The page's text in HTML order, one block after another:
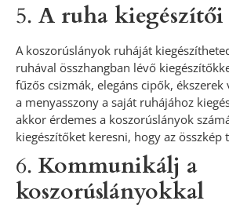
5. A ruha kiegészítői
A koszorúslányok ruháját
ruhával összhangban lévő
fűzős csizmák, elegáns cipők,
a menyasszony a saját ruhájához
akkor érdemes a koszorúslányok
kiegészítőket keresni, hogy az összkép
6. Kommunikálj a
koszorúslányokkal